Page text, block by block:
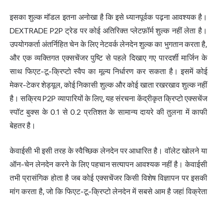
इसका शुल्क मॉडल इतना अनोखा है कि इसे ध्यानपूर्वक पढ़ना आवश्यक है।
DEXTRADE P2P ट्रेड पर कोई अतिरिक्त प्लेटफ़ॉर्म शुल्क नहीं लेता है।
उपयोगकर्ता अंतर्निहित चेन के लिए नेटवर्क लेनदेन शुल्क का भुगतान करता है,
और एक व्यक्तिगत एक्सचेंजर पुष्टि से पहले दिखाए गए पारदर्शी मार्जिन के
साथ फिएट-टू-क्रिप्टो स्वैप का मूल्य निर्धारण कर सकता है। इसमें कोई
मेकर-टेकर शेड्यूल, कोई निकासी शुल्क और कोई खाता रखरखाव शुल्क नहीं
है। सक्रिय P2P व्यापारियों के लिए, यह संरचना केंद्रीकृत क्रिप्टो एक्सचेंज
स्पॉट बुक्स के 0.1 से 0.2 प्रतिशत के सामान्य दायरे की तुलना में काफी
बेहतर है।
केवाईसी भी इसी तरह के स्वैच्छिक लेनदेन पर आधारित है। वॉलेट खोलने या
ऑन-चेन लेनदेन करने के लिए पहचान सत्यापन आवश्यक नहीं है। केवाईसी
तभी प्रासंगिक होता है जब कोई एक्सचेंजर किसी विशेष विज्ञापन पर इसकी
मांग करता है, जो कि फिएट-टू-क्रिप्टो लेनदेन में सबसे आम है जहां विक्रेता